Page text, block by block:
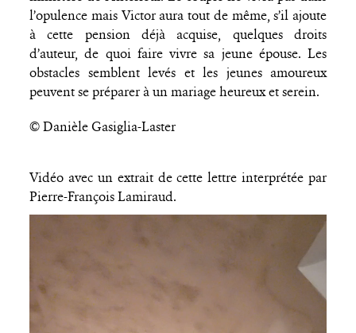
l’opulence mais Victor aura tout de même, s’il ajoute
à cette pension déjà acquise, quelques droits
d’auteur, de quoi faire vivre sa jeune épouse. Les
obstacles semblent levés et les jeunes amoureux
peuvent se préparer à un mariage heureux et serein.
© Danièle Gasiglia-Laster
Vidéo avec un extrait de cette lettre interprétée par
Pierre-François Lamiraud.